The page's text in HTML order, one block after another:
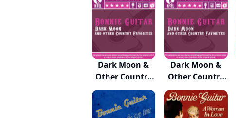
Dark Moon &
Other Country
Fav...
Dark Moon &
Other Country
Fav...